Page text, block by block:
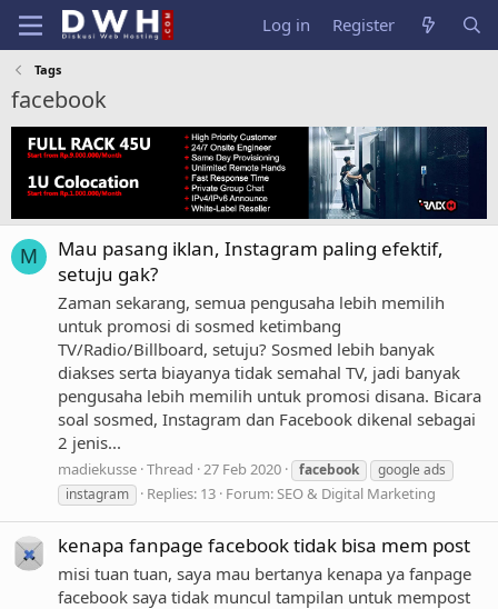
Log in Register
Tags
facebook
M
Mau pasang iklan, Instagram paling efektif,
setuju gak?
Zaman sekarang, semua pengusaha lebih memilih
untuk promosi di sosmed ketimbang
TV/Radio/Billboard, setuju? Sosmed lebih banyak
diakses serta biayanya tidak semahal TV, jadi banyak
pengusaha lebih memilih untuk promosi disana. Bicara
soal sosmed, Instagram dan Facebook dikenal sebagai
2 jenis...
madiekusse Thread 27 Feb 2020 facebook
google ads
instagram
Replies: 13 Forum: SEO & Digital Marketing
kenapa fanpage facebook tidak bisa mem post
misi tuan tuan, saya mau bertanya kenapa ya fanpage
facebook saya tidak muncul tampilan untuk mempost